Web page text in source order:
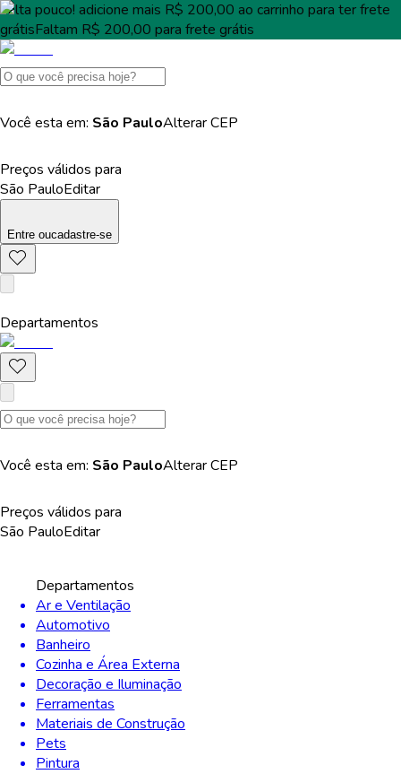
Falta pouco! adicione mais R$ 200,00 ao carrinho para terfrete
grátisFaltam R$ 200,00 para frete grátis
Você esta em: São PauloAlterarCEP
Preços válidos para
São PauloEditar
Entre oucadastre-se
Departamentos
Você esta em: São PauloAlterarCEP
Preços válidos para
São PauloEditar
Departamentos
Ar e Ventilação
Automotivo
Banheiro
Cozinha e Área Externa
Decoração e Iluminação
Ferramentas
Materiais de Construção
Pets
Pintura